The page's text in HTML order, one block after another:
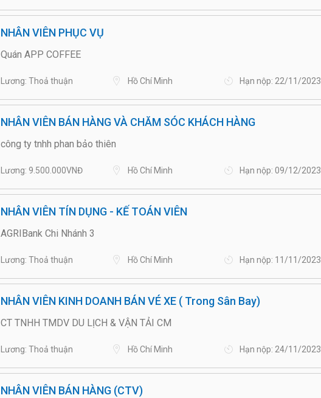
NHÂN VIÊN PHỤC VỤ
Quán APP COFFEE
Lương: Thoả thuận Hồ Chí Minh Hạn nộp: 22/11/2023
NHÂN VIÊN BÁN HÀNG VÀ CHĂM SÓC KHÁCH HÀNG
công ty tnhh phan bảo thiên
Lương: 9.500.000VNĐ Hồ Chí Minh Hạn nộp: 09/12/2023
NHÂN VIÊN TÍN DỤNG - KẾ TOÁN VIÊN
AGRIBank Chi Nhánh 3
Lương: Thoả thuận Hồ Chí Minh Hạn nộp: 11/11/2023
NHÂN VIÊN KINH DOANH BÁN VÉ XE ( Trong Sân Bay)
CT TNHH TMDV DU LỊCH & VẬN TẢI CM
Lương: Thoả thuận Hồ Chí Minh Hạn nộp: 24/11/2023
NHÂN VIÊN BÁN HÀNG (CTV)